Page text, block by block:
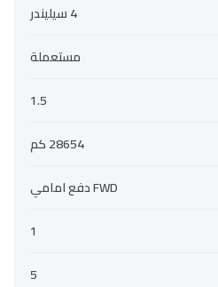
4 سيليندر
مستعملة
1.5
28654 كم
FWD دفع امامي
1
5